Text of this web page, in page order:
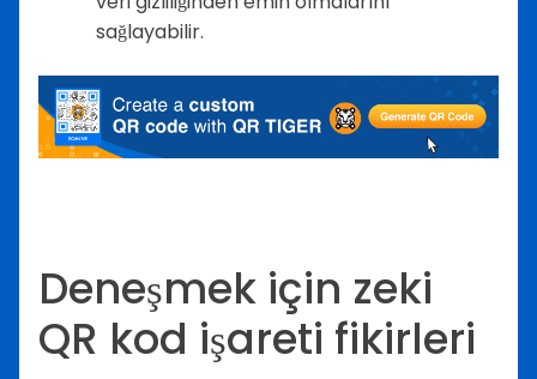
sağlayabilir.
Deneşmek için zeki
QR kod işareti fikirleri